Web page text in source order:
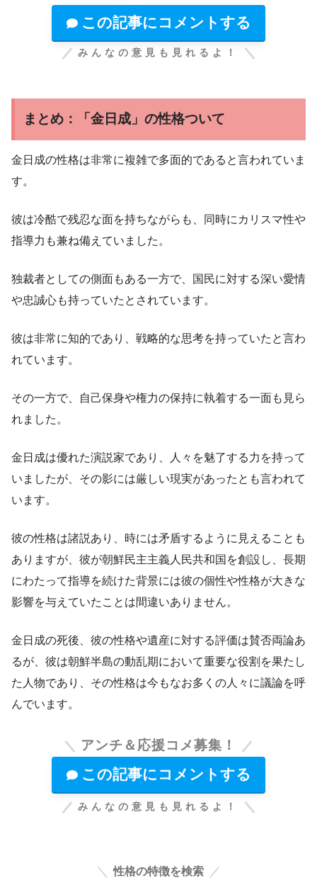
この記事にコメントする
みんなの意見も見れるよ！
まとめ：「金日成」の性格ついて
金日成の性格は非常に複雑で多面的であると言われていま
す。
彼は冷酷で残忍な面を持ちながらも、同時にカリスマ性や
指導力も兼ね備えていました。
独裁者としての側面もある一方で、国民に対する深い愛情
や忠誠心も持っていたとされています。
彼は非常に知的であり、戦略的な思考を持っていたと言わ
れています。
その一方で、自己保身や権力の保持に執着する一面も見ら
れました。
金日成は優れた演説家であり、人々を魅了する力を持って
いましたが、その影には厳しい現実があったとも言われて
います。
彼の性格は諸説あり、時には矛盾するように見えることも
ありますが、彼が朝鮮民主主義人民共和国を創設し、長期
にわたって指導を続けた背景には彼の個性や性格が大きな
影響を与えていたことは間違いありません。
金日成の死後、彼の性格や遺産に対する評価は賛否両論あ
るが、彼は朝鮮半島の動乱期において重要な役割を果たし
た人物であり、その性格は今もなお多くの人々に議論を呼
んでいます。
アンチ＆応援コメ募集！
この記事にコメントする
みんなの意見も見れるよ！
性格の特徴を検索